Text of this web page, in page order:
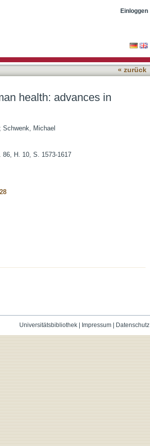
and antibody design
Einloggen
« zurück
health: advances in
; Schwenk, Michael
86, H. 10, S. 1573-1617
Universitätsbibliothek| Impressum| Datenschutz